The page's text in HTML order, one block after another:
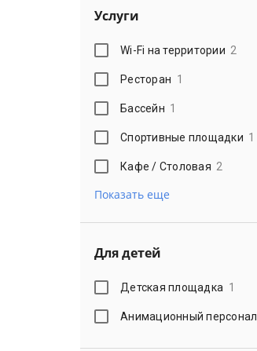
Услуги
Wi-Fi на территории 2
Ресторан 1
Бассейн 1
Спортивные площадки 1
Кафе / Столовая 2
Показать еще
Для детей
Детская площадка 1
Анимационный персонал